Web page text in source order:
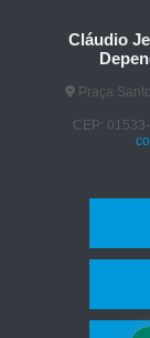
Cláudio
Praça
CEP: